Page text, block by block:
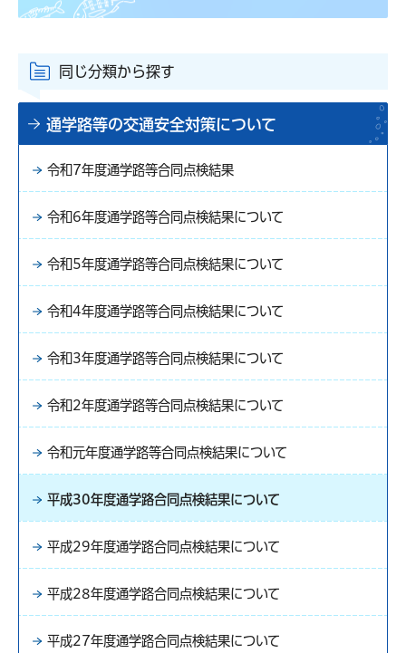
同じ分類から探す
通学路等の交通安全対策について
令和7年度通学路等合同点検結果
令和6年度通学路等合同点検結果について
令和5年度通学路等合同点検結果について
令和4年度通学路等合同点検結果について
令和3年度通学路等合同点検結果について
令和2年度通学路等合同点検結果について
令和元年度通学路等合同点検結果について
平成30年度通学路合同点検結果について
平成29年度通学路合同点検結果について
平成28年度通学路合同点検結果について
平成27年度通学路合同点検結果について